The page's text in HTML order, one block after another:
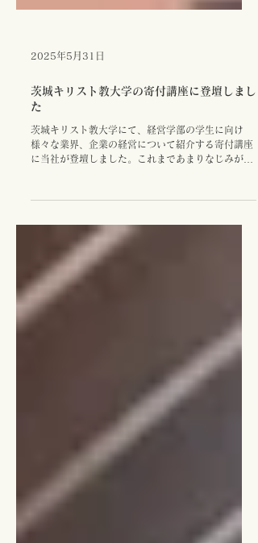
2025年5月31日
茨城キリスト教大学の寄付講座に登壇しまし
茨城キリスト教大学にて、経営学部の学生に向け
に当社が登壇しました。これまであまりなじみがな
い業種だったかと思いますが、真剣なまなざしで講
義を受けられていました。